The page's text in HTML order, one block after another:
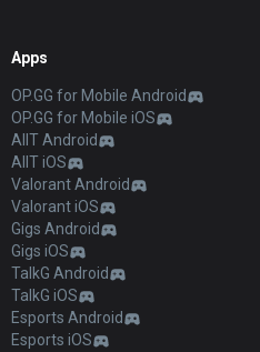
Apps
OP.GG for Mobile Android
OP.GG for Mobile iOS
AllT Android
AllT iOS
Valorant Android
Valorant iOS
Gigs Android
Gigs iOS
TalkG Android
TalkG iOS
Esports Android
Esports iOS